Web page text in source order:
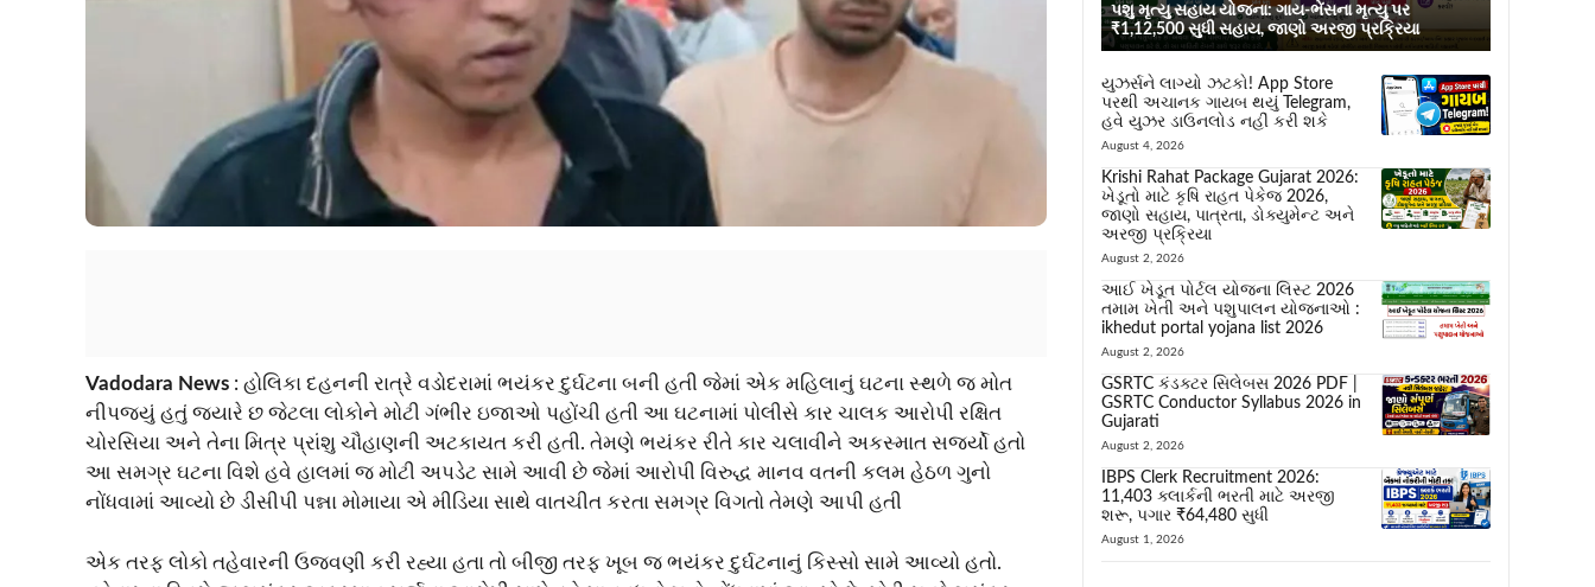
Vadodara News : હોલિકા દહનની રાત્રે વડોદરામાં ભયંકર દુર્ઘટના બની હતી જેમાં એક મહિલાનું ઘટના સ્થળે જ મોત
નીપજ્યું હતું જ્યારે છ જેટલા લોકોને મોટી ગંભીર ઇજાઓ પહોંચી હતી આ ઘટનામાં પોલીસે કાર ચાલક આરોપી રક્ષિત
ચોરસિયા અને તેના મિત્ર પ્રાંશુ ચૌહાણની અટકાયત કરી હતી. તેમણે ભયંકર રીતે કાર ચલાવીને અકસ્માત સર્જ્યો હતો
આ સમગ્ર ઘટના વિશે હવે હાલમાં જ મોટી અપડેટ સામે આવી છે જેમાં આરોપી વિરુદ્ધ માનવ વતની કલમ હેઠળ ગુનો
નોંધવામાં આવ્યો છે ડીસીપી પન્ના મોમાયા એ મીડિયા સાથે વાતચીત કરતા સમગ્ર વિગતો તેમણે આપી હતી
એક તરફ લોકો તહેવારની ઉજવણી કરી રહ્યા હતા તો બીજી તરફ ખૂબ જ ભયંકર દુર્ઘટનાનું કિસ્સો સામે આવ્યો હતો.
પશુ મૃત્યુ સહાય યોજના: ગાય-ભેંસના મૃત્યુ પર
₹1,12,500 સુધી સહાય, જાણો અરજી પ્રક્રિયા
યુઝર્સને લાગ્યો ઝટકો! App Store
પરથી અચાનક ગાયબ થયું Telegram,
હવે યુઝર ડાઉનલોડ નહીં કરી શકે
August 4, 2026
Krishi Rahat Package Gujarat 2026:
ખેડૂતો માટે કૃષિ રાહત પેકેજ 2026,
જાણો સહાય, પાત્રતા, ડોક્યુમેન્ટ અને
અરજી પ્રક્રિયા
August 2, 2026
આઈ ખેડૂત પોર્ટલ યોજના લિસ્ટ 2026
તમામ ખેતી અને પશુપાલન યોજનાઓ :
ikhedut portal yojana list 2026
August 2, 2026
GSRTC કંડક્ટર સિલેબસ 2026 PDF |
GSRTC Conductor Syllabus 2026 in
Gujarati
August 2, 2026
IBPS Clerk Recruitment 2026:
11,403 ક્લાર્કની ભરતી માટે અરજી
શરૂ, પગાર ₹64,480 સુધી
August 1, 2026